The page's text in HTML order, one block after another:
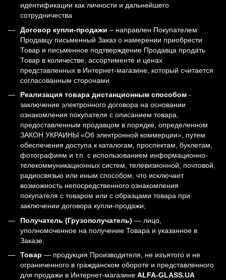
идентификации как личности и дальнейшего
сотрудничества
Договор купли-продажи – направлен Покупателем
Продавцу письменный Заказ о намерении приобрести
Товар и письменное подтверждение Продавца продать
Товар в количестве, ассортименте и ценах
представленных в Интернет-магазине, который считается
согласованным сторонами.
Реализация товара дистанционным способом -
заключение электронного договора на основании
ознакомления покупателя с описанием товара,
предоставленным продавцом в порядке, определенном
ЗАКОН УКРАИНЫ «Об электронной коммерции», путем
обеспечения доступа к каталогам, проспектам, буклетам,
фотографиям и т.п. с использованием информационно-
телекоммуникационных систем, телевизионной, почтовой,
радиосвязью или иным способом, что исключает
возможность непосредственного ознакомления
покупателя с товаром или с образцами товара при
заключении договора купли-продажи;
Получатель (Грузополучатель) — лицо,
уполномоченное на получение Товара и указанное в
Заказе.
Товар — продукция Производителя, не изъятого и не
ограниченного в гражданском обороте и представленного
для продажи в Интернет-магазине ALFA-GLASS.UA